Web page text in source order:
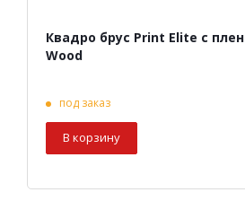
Квадро брус Print Elite с
Wood
под заказ
В корзину